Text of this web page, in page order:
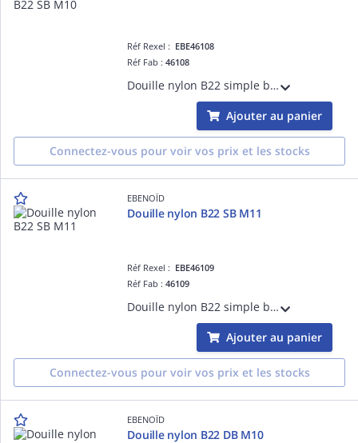
Réf Rexel : EBE46108
Réf Fab :46108
Douille nylon B22 simple bague raccord M10 blanc, filetage de raccord:M10 x 1
Ajouter au panier
Connectez-vous pour voir vos prix et les stocks
EBENOÏD
Douille nylon B22 SB M11
Réf Rexel : EBE46109
Réf Fab :46109
Douille nylon B22 simple bague raccord M11 blanc
Ajouter au panier
Connectez-vous pour voir vos prix et les stocks
EBENOÏD
Douille nylon B22 DB M10